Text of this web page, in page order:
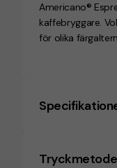
Americano®
kaffebryggare.
för olika